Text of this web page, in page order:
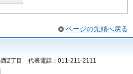
ページの先頭へ戻る
西2丁目 代表電話：011-211-2111